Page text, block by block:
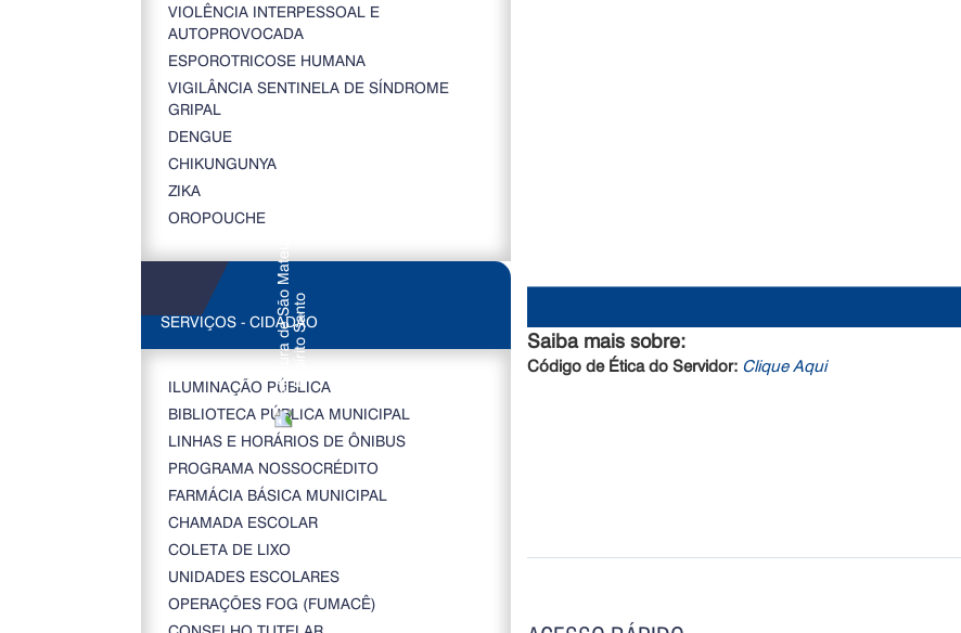
VIOLÊNCIA INTERPESSOAL E
AUTOPROVOCADA
ESPOROTRICOSE HUMANA
VIGILÂNCIA SENTINELA DE SÍNDROME
GRIPAL
DENGUE
CHIKUNGUNYA
ZIKA
OROPOUCHE
SERVIÇOS - CIDADÃO
ILUMINAÇÃO PÚBLICA
BIBLIOTECA PÚBLICA MUNICIPAL
LINHAS E HORÁRIOS DE ÔNIBUS
PROGRAMA NOSSOCRÉDITO
FARMÁCIA BÁSICA MUNICIPAL
CHAMADA ESCOLAR
COLETA DE LIXO
UNIDADES ESCOLARES
OPERAÇÕES FOG (FUMACÊ)
Saiba mais sobre:
Código de Ética do Servidor: Clique Aqui